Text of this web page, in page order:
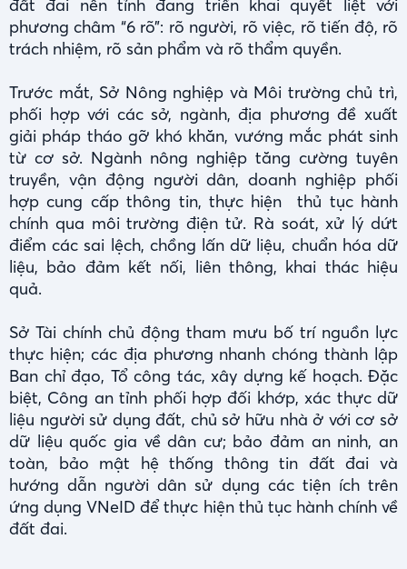
đất đai nên tỉnh đang triển khai quyết liệt với
phương châm “6 rõ”: rõ người, rõ việc, rõ tiến độ, rõ
trách nhiệm, rõ sản phẩm và rõ thẩm quyền.
Trước mắt, Sở Nông nghiệp và Môi trường chủ trì,
phối hợp với các sở, ngành, địa phương đề xuất
giải pháp tháo gỡ khó khăn, vướng mắc phát sinh
từ cơ sở. Ngành nông nghiệp tăng cường tuyên
truyền, vận động người dân, doanh nghiệp phối
hợp cung cấp thông tin, thực hiện thủ tục hành
chính qua môi trường điện tử. Rà soát, xử lý dứt
điểm các sai lệch, chồng lấn dữ liệu, chuẩn hóa dữ
liệu, bảo đảm kết nối, liên thông, khai thác hiệu
quả.
Sở Tài chính chủ động tham mưu bố trí nguồn lực
thực hiện; các địa phương nhanh chóng thành lập
Ban chỉ đạo, Tổ công tác, xây dựng kế hoạch. Đặc
biệt, Công an tỉnh phối hợp đối khớp, xác thực dữ
liệu người sử dụng đất, chủ sở hữu nhà ở với cơ sở
dữ liệu quốc gia về dân cư; bảo đảm an ninh, an
toàn, bảo mật hệ thống thông tin đất đai và
hướng dẫn người dân sử dụng các tiện ích trên
ứng dụng VNeID để thực hiện thủ tục hành chính về
đất đai.